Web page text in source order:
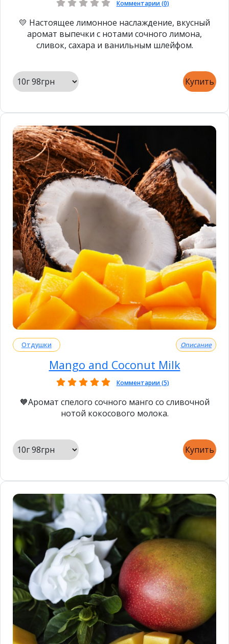
Комментарии (0)
💛 Настоящее лимонное наслаждение, вкусный
аромат выпечки с нотами сочного лимона,
сливок, сахара и ванильным шлейфом.
Купить
Отдушки Описание
Mango and Coconut Milk
Комментарии (5)
🧡Аромат спелого сочного манго со сливочной
нотой кокосового молока.
Купить